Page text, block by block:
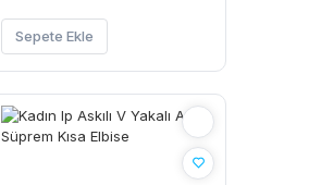
Sepete Ekle